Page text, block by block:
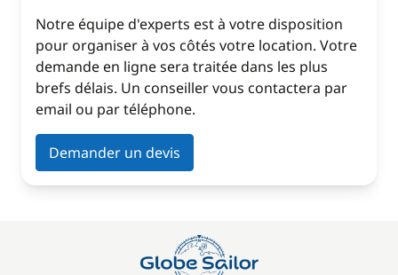
Notre équipe d'experts est à votre disposition
pour organiser à vos côtés votre location. Votre
demande en ligne sera traitée dans les plus
brefs délais. Un conseiller vous contactera par
email ou par téléphone.
Demander un devis